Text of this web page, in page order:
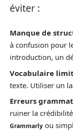
éviter :
Manque de
à confusion pour
introduction, un
Vocabulaire
texte. Utiliser un
Erreurs
ruiner la
Grammarly ou